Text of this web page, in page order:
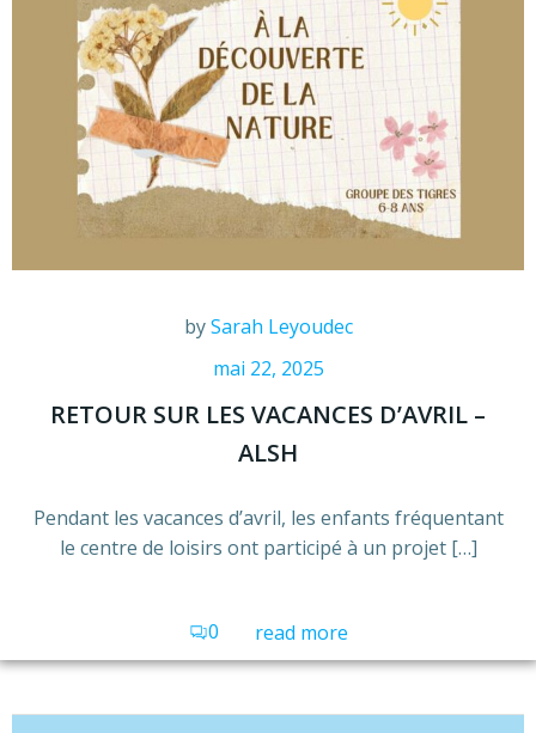
bySarah Leyoudec
mai 22, 2025
RETOUR SUR LES VACANCES D’AVRIL –
ALSH
Pendant les vacances d’avril, les enfants fréquentant
le centre de loisirs ont participé à un projet […]
0 read more